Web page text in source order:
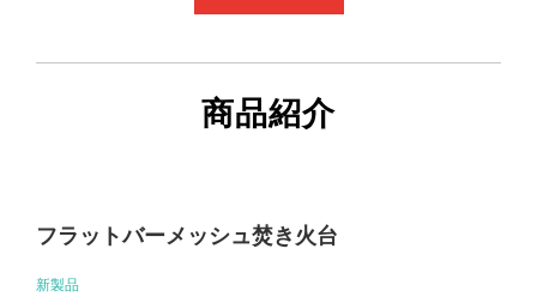
商品紹介
フラットバーメッシュ焚き火台
新製品